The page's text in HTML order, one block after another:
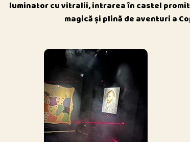
luminator cu vitralii, intrarea în castel
magică și plină de aventuri a